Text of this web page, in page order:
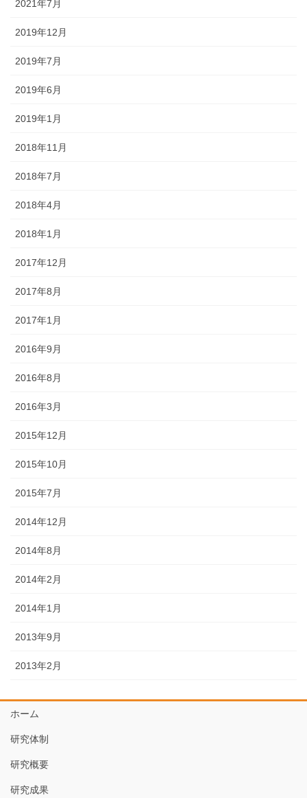
2021年7月
2019年12月
2019年7月
2019年6月
2019年1月
2018年11月
2018年7月
2018年4月
2018年1月
2017年12月
2017年8月
2017年1月
2016年9月
2016年8月
2016年3月
2015年12月
2015年10月
2015年7月
2014年12月
2014年8月
2014年2月
2014年1月
2013年9月
2013年2月
ホーム
研究体制
研究概要
研究成果